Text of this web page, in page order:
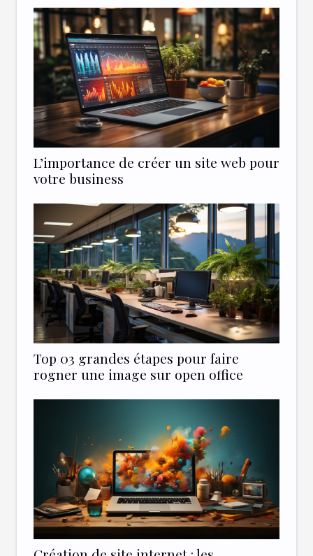
L’importance de créer un site web pour
votre business
Top 03 grandes étapes pour faire
rogner une image sur open office